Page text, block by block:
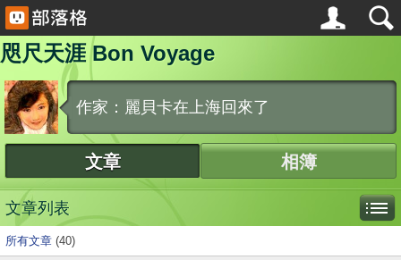
咫尺天涯 Bon Voyage
作家：麗貝卡在上海回來了
文章 相簿
文章列表
所有文章 (40)